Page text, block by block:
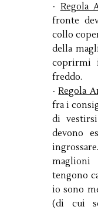
- Regola
fronte
collo
della
coprirmi
freddo.
-Regola
fra i
di
devono
tengono
io sono
(di cui